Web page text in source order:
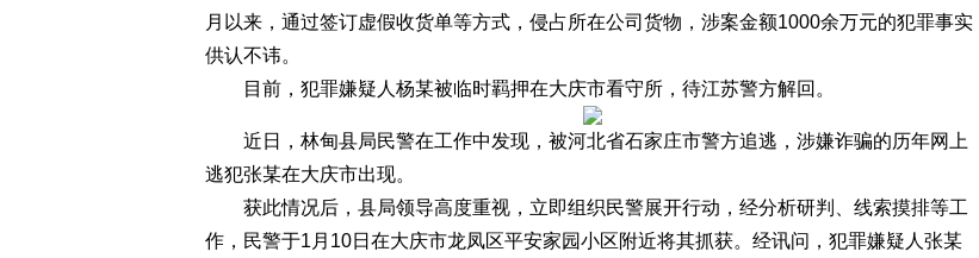
月以来，通过签订虚假收货单等方式，侵占所在公司货物，涉案金额1000余万元的犯罪事实
供认不讳。
目前，犯罪嫌疑人杨某被临时羁押在大庆市看守所，待江苏警方解回。
近日，林甸县局民警在工作中发现，被河北省石家庄市警方追逃，涉嫌诈骗的历年网上
逃犯张某在大庆市出现。
获此情况后，县局领导高度重视，立即组织民警展开行动，经分析研判、线索摸排等工
作，民警于1月10日在大庆市龙凤区平安家园小区附近将其抓获。经讯问，犯罪嫌疑人张某